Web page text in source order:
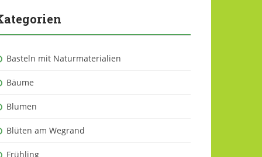
Basteln mit Naturmaterialien
Bäume
Blumen
Blüten am Wegrand
Frühling